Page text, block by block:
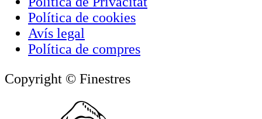
Política de cookies
Avís legal
Política de compres
Copyright © Finestres